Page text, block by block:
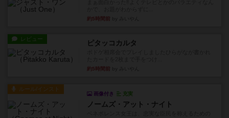
約5時間前
レビュー ピタッコカルタ
約5時間前
ルール/インスト
画像付き 充実
ノームズ・アット・ナイト